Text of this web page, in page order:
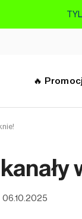
🔥
06.10.2025